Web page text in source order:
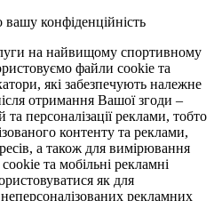
конфіденційність
на найвищому спортивному
файли cookie та
які забезпечують належне
отримання Вашої згоди –
персоналізації реклами, тобто
контенту та реклами,
а також для вимірювання
та мобільні рекламні
як для
рекламних